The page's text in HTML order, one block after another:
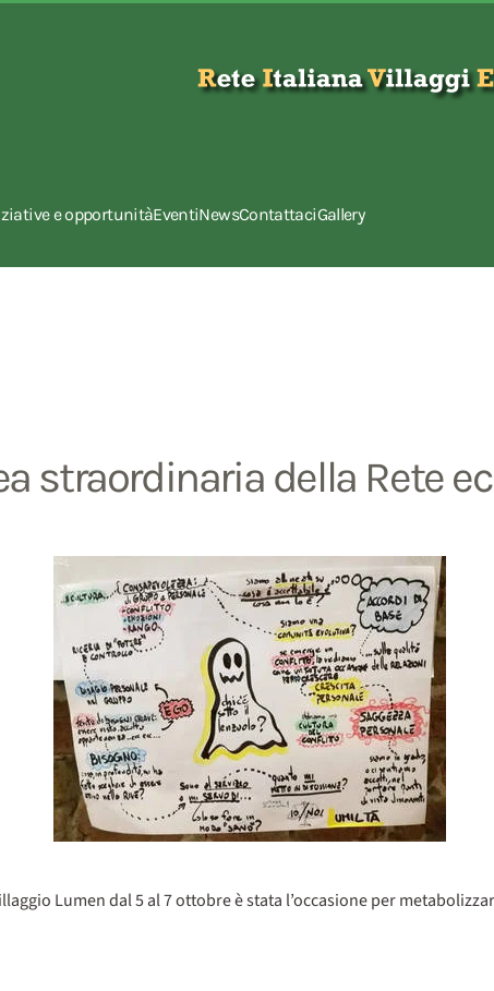
e opportunitàEventiNewsContattaciGallery
straordinaria della Rete
Lumen dal 5 al 7 ottobre è stata l’occasione per